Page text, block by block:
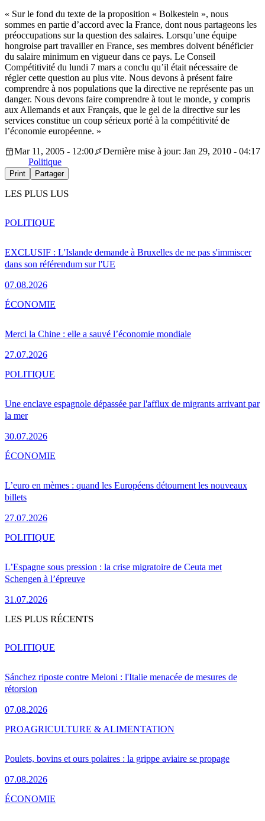
« Sur le fond du texte de la proposition « Bolkestein », nous
sommes en partie d’accord avec la France, dont nous partageons les
préoccupations sur la question des salaires. Lorsqu’une équipe
hongroise part travailler en France, ses membres doivent bénéficier
du salaire minimum en vigueur dans ce pays. Le Conseil
Compétitivité du lundi 7 mars a conclu qu’il était nécessaire de
régler cette question au plus vite. Nous devons à présent faire
comprendre à nos populations que la directive ne représente pas un
danger. Nous devons faire comprendre à tout le monde, y compris
aux Allemands et aux Français, que le gel de la directive sur les
services constitue un coup sérieux porté à la compétitivité de
l’économie européenne. »
Mar 11, 2005 - 12:00
Dernière mise à jour: Jan 29, 2010 - 04:17
Politique
Print Partager
LES PLUS LUS
EXCLUSIF : L'Islande demande à Bruxelles de ne pas s'immiscer
dans son référendum sur l'UE
07.08.2026
POLITIQUE
Merci la Chine : elle a sauvé l’économie mondiale
27.07.2026
ÉCONOMIE
Une enclave espagnole dépassée par l'afflux de migrants arrivant par
la mer
30.07.2026
POLITIQUE
L’euro en mèmes : quand les Européens détournent les nouveaux
billets
27.07.2026
ÉCONOMIE
L’Espagne sous pression : la crise migratoire de Ceuta met
Schengen à l’épreuve
31.07.2026
POLITIQUE
LES PLUS RÉCENTS
Sánchez riposte contre Meloni : l'Italie menacée de mesures de
rétorsion
07.08.2026
POLITIQUE
Poulets, bovins et ours polaires : la grippe aviaire se propage
07.08.2026
PROAGRICULTURE & ALIMENTATION
ÉCONOMIE